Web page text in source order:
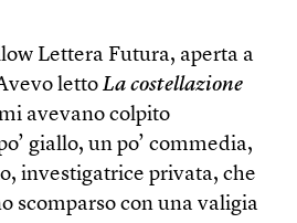
Lettera Futura, aperta a
lettoLa costellazione
avevano colpito
giallo, un po’ commedia,
investigatrice privata, che
scomparso con una valigia